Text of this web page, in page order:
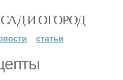
И ОГОРОД
статьи